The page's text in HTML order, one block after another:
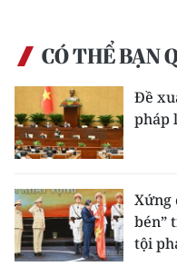
CÓ THỂ BẠN
Đề
pháp
Xứng
bén”
tội